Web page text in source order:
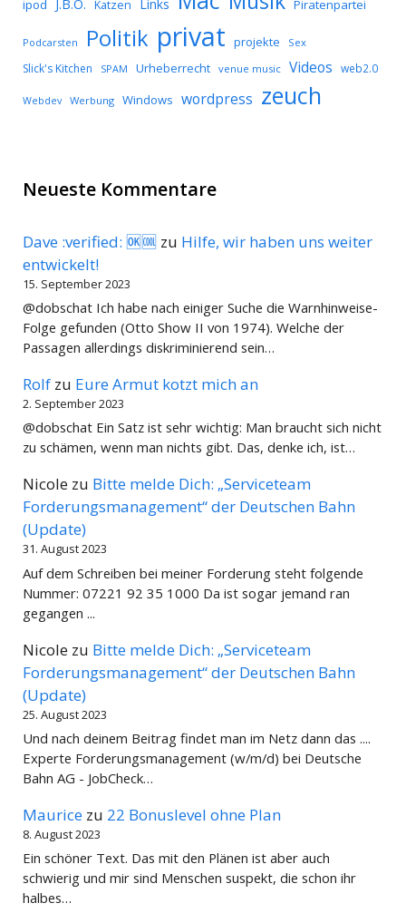
ipod J.B.O. Katzen Links Piratenpartei
Podcarsten Politik privat projekte Sex
Slick's Kitchen SPAM Urheberrecht venue music Videos web2.0
Webdev Werbung Windows wordpress zeuch
Neueste Kommentare
Dave :verified: 🆗🆒 zu Hilfe, wir haben uns weiter
entwickelt!
15. September 2023
@dobschat Ich habe nach einiger Suche die Warnhinweise-
Folge gefunden (Otto Show II von 1974). Welche der
Passagen allerdings diskriminierend sein…
Rolf zu Eure Armut kotzt mich an
2. September 2023
@dobschat Ein Satz ist sehr wichtig: Man braucht sich nicht
zu schämen, wenn man nichts gibt. Das, denke ich, ist…
Nicole zu Bitte melde Dich: „Serviceteam
Forderungsmanagement“ der Deutschen Bahn
(Update)
31. August 2023
Auf dem Schreiben bei meiner Forderung steht folgende
Nummer: 07221 92 35 1000 Da ist sogar jemand ran
gegangen ...
Nicole zu Bitte melde Dich: „Serviceteam
Forderungsmanagement“ der Deutschen Bahn
(Update)
25. August 2023
Und nach deinem Beitrag findet man im Netz dann das ....
Experte Forderungsmanagement (w/m/d) bei Deutsche
Bahn AG - JobCheck…
Maurice zu 22 Bonuslevel ohne Plan
8. August 2023
Ein schöner Text. Das mit den Plänen ist aber auch
schwierig und mir sind Menschen suspekt, die schon ihr
halbes…